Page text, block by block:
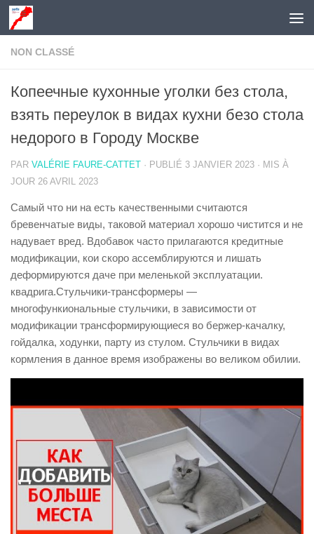
Skip to content
NON CLASSÉ
Копеечные кухонные уголки без стола,
взять переулок в видах кухни безо стола
недорого в Городу Москве
PAR VALÉRIE FAURE-CATTET · PUBLIÉ 3 JANVIER 2023 · MIS À
JOUR 26 AVRIL 2023
Самый что ни на есть качественными считаются
бревенчатые виды, таковой материал хорошо чистится и не
надувает вред. Вдобавок часто прилагаются кредитные
модификации, кои скоро ассемблируются и лишать
деформируются даче при меленькой эксплуатации.
квадрига.Стульчики-трансформеры —
многофункиональные стульчики, в зависимости от
модификации трансформирующиеся во бержер-качалку,
гойдалка, ходунки, парту из стулом. Стульчики в видах
кормления в данное время изображены во великом обилии.